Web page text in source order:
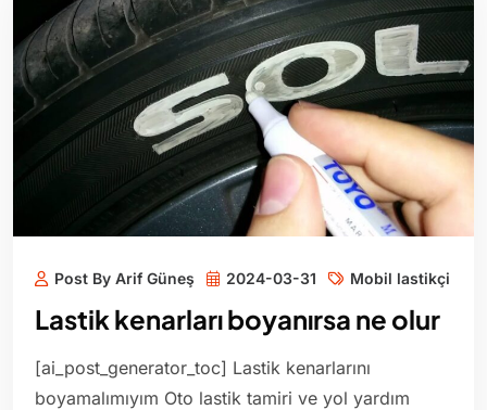
Post By Arif Güneş 2024-03-31 Mobil lastikçi
Lastik kenarları boyanırsa ne olur
[ai_post_generator_toc] Lastik kenarlarını
boyamalımıyım Oto lastik tamiri ve yol yardım